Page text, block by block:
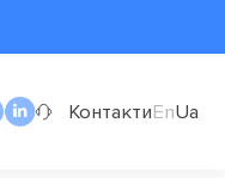
КонтактиEnUa